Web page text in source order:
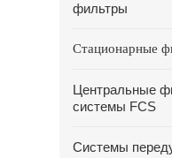
фильтры
Стационарные
Центральные
системы FCS
Системы